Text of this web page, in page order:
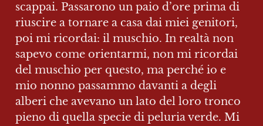
scappai. Passarono un paio d’ore prima di
riuscire a tornare a casa dai miei genitori,
poi mi ricordai: il muschio. In realtà non
sapevo come orientarmi, non mi ricordai
del muschio per questo, ma perché io e
mio nonno passammo davanti a degli
alberi che avevano un lato del loro tronco
pieno di quella specie di peluria verde. Mi